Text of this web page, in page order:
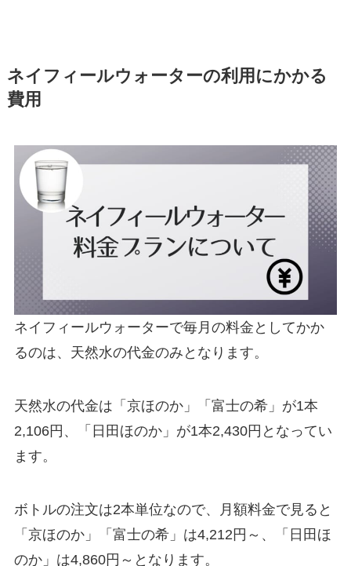
ネイフィールウォーターの利用にかかる
費用
ネイフィールウォーターで毎月の料金としてかか
るのは、天然水の代金のみとなります。
天然水の代金は「京ほのか」「富士の希」が1本
2,106円、「日田ほのか」が1本2,430円となってい
ます。
ボトルの注文は2本単位なので、月額料金で見ると
「京ほのか」「富士の希」は4,212円～、「日田ほ
のか」は4,860円～となります。